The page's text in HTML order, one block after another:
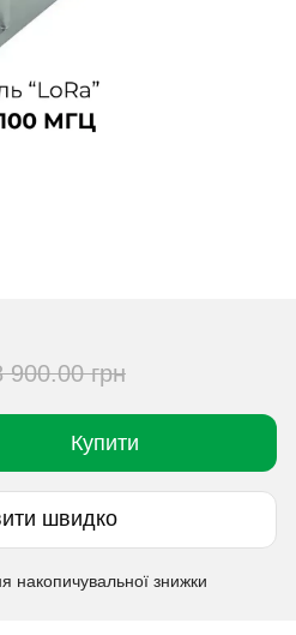
900.00 грн
Купити
швидко
накопичувальної знижки